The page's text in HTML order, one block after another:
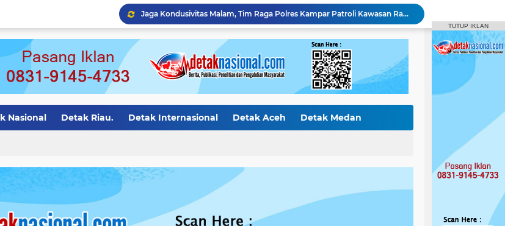
Jaga Kondusivitas Malam, Tim Raga Polres Kampar Patroli Kawasan Ramai hingga Lingkar Kantor Bupati
MASA BAKTI KETUA UMUM HMI CABANG ACEH TIMUR PERIODE 2025–2026 BERAKHIR, AFRIZAL: AMANAH TELAH DITUNAIKAN, PERJUANGAN AKAN TERUS BERLANJUT
Dari Aceh Timur, Sebuah Karya Logo Untuk 21 Damai Aceh : “Saban Sare Jaga Perdamaian”
Amankan 1,95 Gram Sabu dan 2 Butir Ekstasi, Polsek Kampar Kiri Hilir Tangkap Pengedar Usia 26 Tahun
Polsek Tapung Tangkap Pengedar Narkoba di Desa Petapahan, Amankan 11.30 Gram sabu-sabu
Nasional Detak Riau. Detak Internasional Detak Aceh Detak Medan
TUTUP IKLAN